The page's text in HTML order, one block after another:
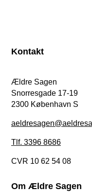
Kontakt
Ældre Sagen
Snorresgade 17-19
2300 København S
Tlf. 3396 8686
CVR 10 62 54 08
Om Ældre Sagen